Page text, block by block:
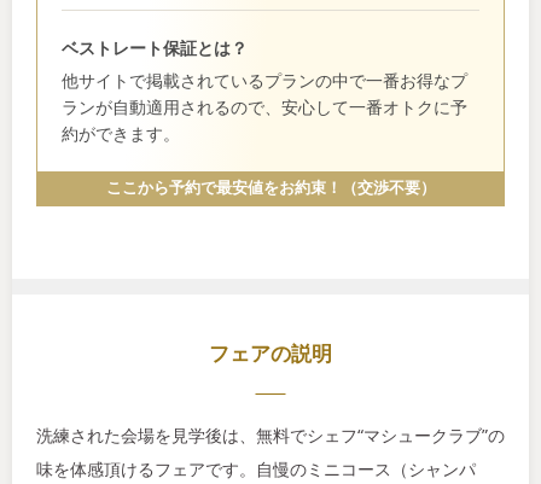
ベストレート保証とは？
他サイトで掲載されているプランの中で一番お得なプ
ランが自動適用されるので、安心して一番オトクに予
約ができます。
ここから予約で最安値をお約束！（交渉不要）
フェアの説明
洗練された会場を見学後は、無料でシェフ“マシュークラブ”の
味を体感頂けるフェアです。自慢のミニコース（シャンパ